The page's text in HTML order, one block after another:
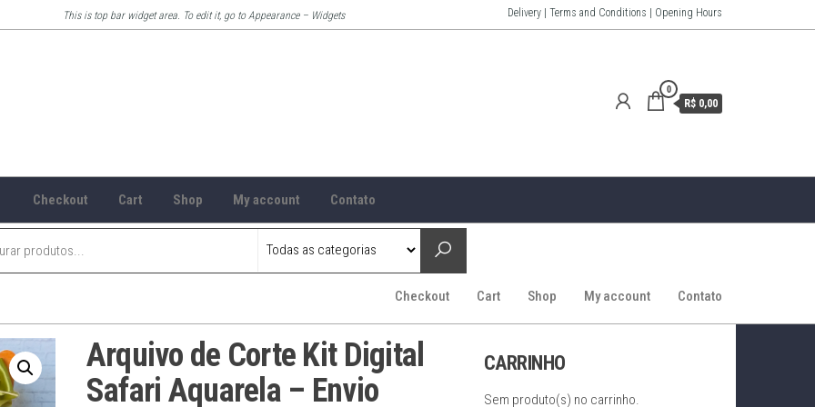
This is top bar widget area. To edit it, go to Appearance – Widgets Delivery | Terms and Conditions | Opening Hours
0
R$ 0,00
Checkout Cart Shop My account Contato
Checkout Cart Shop My account Contato
Arquivo de Corte Kit Digital
Safari Aquarela – Envio
CARRINHO
Sem produto(s) no carrinho.